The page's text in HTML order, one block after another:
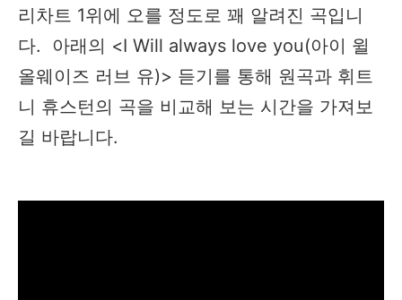
리차트 1위에 오를 정도로 꽤 알려진 곡입니
다. 아래의 <I Will always love you(아이 윌
올웨이즈 러브 유​)> 듣기를 통해 원곡과 휘트
니 휴스턴의 곡을 비교해 보는 시간을 가져보
길 바랍니다.